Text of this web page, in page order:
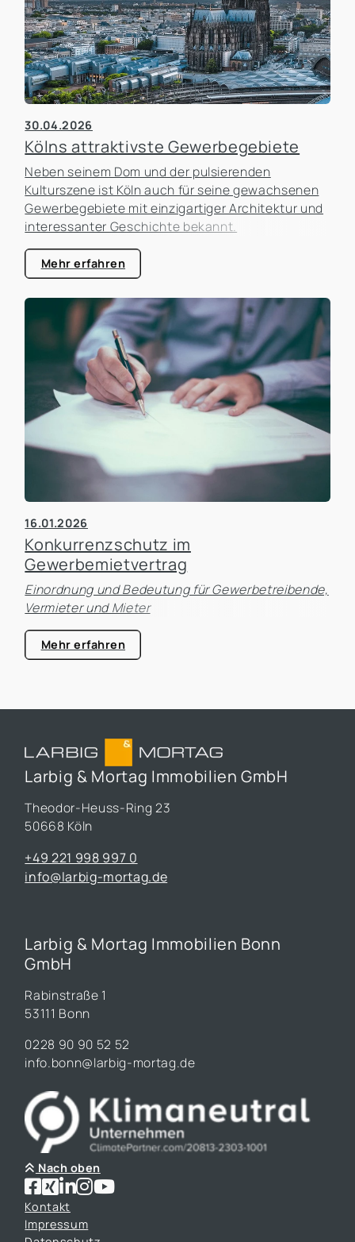
tatsächlichen Auswirkungen ausreichend zu
analysieren.
30.04.2026
Kölns attraktivste Gewerbegebiete
Neben seinem Dom und der pulsierenden
Kulturszene ist Köln auch für seine gewachsenen
Gewerbegebiete mit einzigartiger Architektur und
interessanter Geschichte bekannt.
Mehr erfahren
16.01.2026
Konkurrenzschutz im
Gewerbemietvertrag
Einordnung und Bedeutung für Gewerbetreibende,
Vermieter und Mieter
Mehr erfahren
Larbig & Mortag Immobilien GmbH
Theodor-Heuss-Ring 23
50668 Köln
+49 221 998 997 0
info@larbig-mortag.de
Larbig & Mortag Immobilien Bonn
GmbH
Rabinstraße 1
53111 Bonn
0228 90 90 52 52
info.bonn@larbig-mortag.de
Nach oben
Kontakt
Impressum